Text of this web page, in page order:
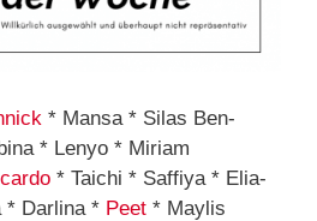
* Mansa * Silas Ben-
* Lenyo * Miriam
* Taichi * Saffiya * Elia-
* Darlina * Peet * Maylis